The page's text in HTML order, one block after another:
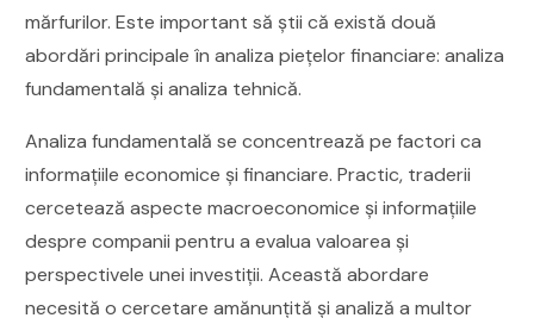
mărfurilor. Este important să știi că există două
abordări principale în analiza piețelor financiare: analiza
fundamentală și analiza tehnică.
Analiza fundamentală se concentrează pe factori ca
informațiile economice și financiare. Practic, traderii
cercetează aspecte macroeconomice și informațiile
despre companii pentru a evalua valoarea și
perspectivele unei investiții. Această abordare
necesită o cercetare amănunțită și analiză a multor